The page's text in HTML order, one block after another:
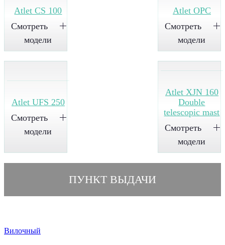
Atlet CS 100
Смотреть
модели
Atlet OPC
Смотреть
модели
Atlet UFS 250
Смотреть
модели
Atlet XJN 160
Double
telescopic mast
Смотреть
модели
ПУНКТ ВЫДАЧИ
Вилочный